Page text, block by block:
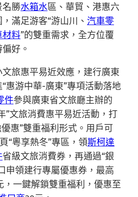
名勝水箱水區、華貿、港惠六
滿足游客“游山川、 汽車零
材料”的雙重需求，全方位覆
好。
旅惠平易近效應，建行廣東
惠游中華-廣東”專項活動落地
件參與廣東省文旅廳主辦的
”文旅消費惠平易近活動，打
惠”雙重福利形式。用戶可
“粵享熱冬”專區，領斯柯達
省級文旅消費券，再通過“銀
申領建行專屬優惠券，最高
，一鍵解鎖雙重福利，優惠至